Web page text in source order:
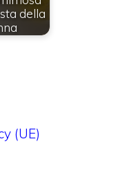
della
(UE)